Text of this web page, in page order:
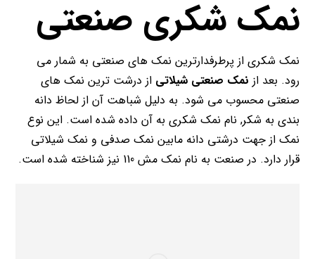
نمک شکری صنعتی
نمک شکری از پرطرفدارترین نمک های صنعتی به شمار می
رود. بعد از نمک صنعتی شیلاتی از درشت ترین نمک های
صنعتی محسوب می شود. به دلیل شباهت آن از لحاظ دانه
بندی به شکر, نام نمک شکری به آن داده شده است. این نوع
نمک از جهت درشتی دانه مابین نمک صدفی و نمک شیلاتی
قرار دارد. در صنعت به نام نمک مش 110 نیز شناخته شده است.